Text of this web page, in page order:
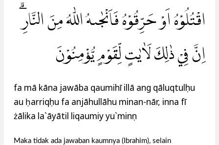
اقْتُلُوْهُ اَوْ حَرِّقُوْهُ فَاَنْجٰىهُ اللّٰهُ مِنَ النَّارِۗ
اِنَّ فِيْ ذٰلِكَ لَاٰيٰتٍ لِّقَوْمٍ يُّؤْمِنُوْنَ
fa mā kāna jawāba qaumihī illā ang qāluqtulụhu
au ḥarriqụhu fa anjāhullāhu minan-nār, inna fī
żālika la`āyātil liqaumiy yu`minụn
Maka tidak ada jawaban kaumnya (Ibrahim), selain